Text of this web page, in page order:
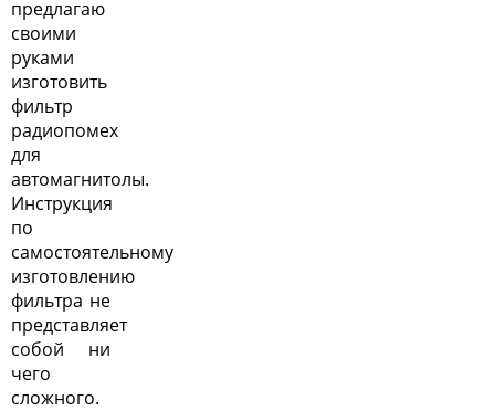
предлагаю
своими
руками
изготовить
фильтр
радиопомех
для
автомагнитолы.
Инструкция
по
самостоятельному
изготовлению
фильтра не
представляет
собой ни
чего
сложного.